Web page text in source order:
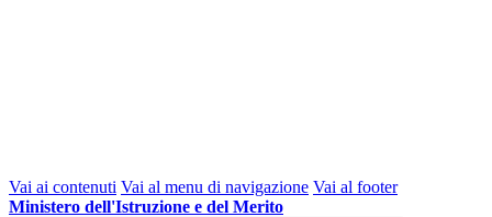
Vai ai contenuti Vai al menu di navigazione Vai al footer
Ministero dell'Istruzione e del Merito